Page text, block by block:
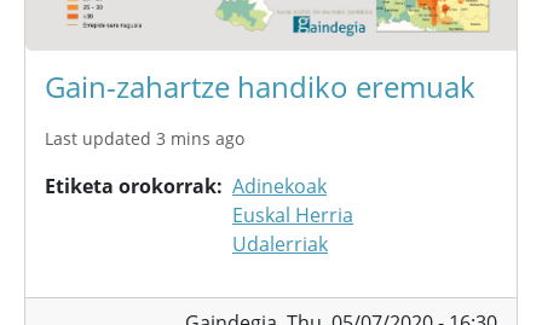
Gain-zahartze handiko eremuak
Last updated 3 mins ago
Etiketa orokorrak Adinekoak
Euskal Herria
Udalerriak